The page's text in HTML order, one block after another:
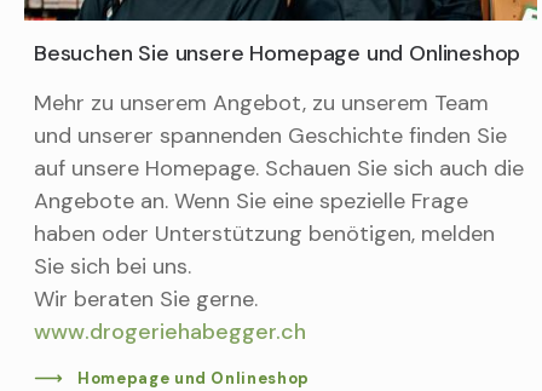
Besuchen Sie unsere Homepage und Onlineshop
Mehr zu unserem Angebot, zu unserem Team
und unserer spannenden Geschichte finden Sie
auf unsere Homepage. Schauen Sie sich auch die
Angebote an. Wenn Sie eine spezielle Frage
haben oder Unterstützung benötigen, melden
Sie sich bei uns.
Wir beraten Sie gerne.
www.drogeriehabegger.ch
Homepage und Onlineshop